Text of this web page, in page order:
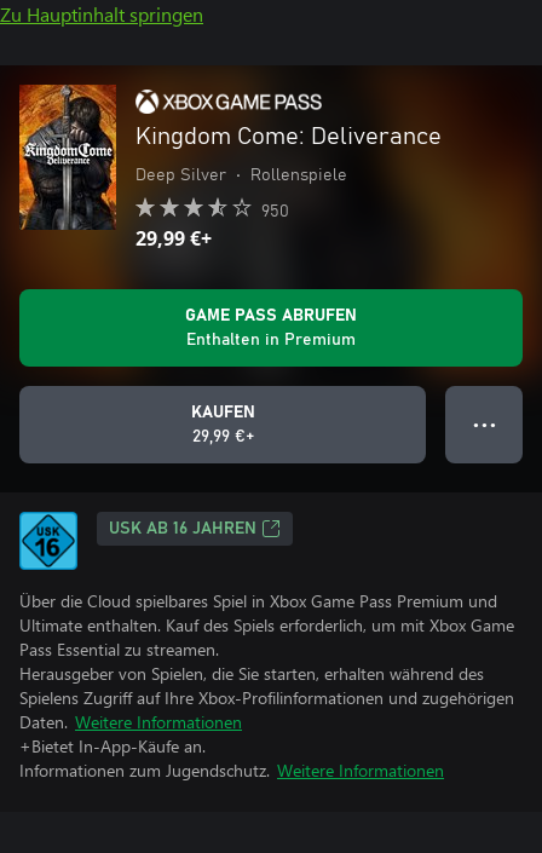
Zu Hauptinhalt springen
Kingdom Come: Deliverance
Deep Silver • Rollenspiele
950
29,99 €+
GAME PASS ABRUFEN
Enthalten in Premium
KAUFEN
29,99 €+
● ● ●
USK AB 16 JAHREN
Über die Cloud spielbares Spiel in Xbox Game Pass Premium und
Ultimate enthalten. Kauf des Spiels erforderlich, um mit Xbox Game
Pass Essential zu streamen.
Herausgeber von Spielen, die Sie starten, erhalten während des
Spielens Zugriff auf Ihre Xbox-Profilinformationen und zugehörigen
Daten. Weitere Informationen
+Bietet In-App-Käufe an.
Informationen zum Jugendschutz. Weitere Informationen